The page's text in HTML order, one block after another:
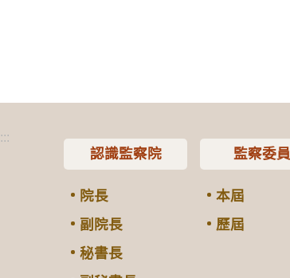
:::
認識監察院
院長
副院長
秘書長
監察委員
本屆
歷屆